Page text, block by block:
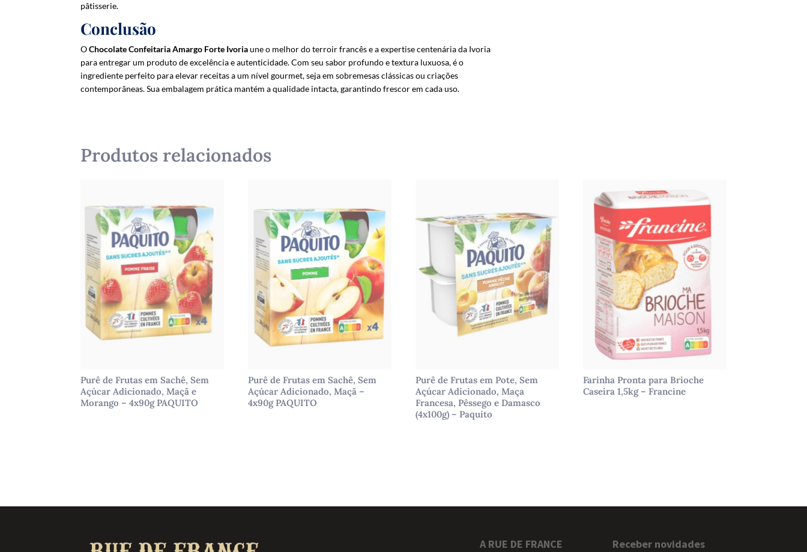
pâtisserie.
Conclusão
OChocolate Confeitaria Amargo Forte Ivoriaune o melhor do terroir francês e a expertise centenária da Ivoria
para entregar um produto de excelência e autenticidade. Com seu sabor profundo e textura luxuosa, é o
ingrediente perfeito para elevar receitas a um nível gourmet, seja em sobremesas clássicas ou criações
contemporâneas. Sua embalagem prática mantém a qualidade intacta, garantindo frescor em cada uso.
Produtos relacionados
Purê de Frutas em Sachê, Sem
Açúcar Adicionado, Maçã e
Morango – 4x90g PAQUITO
Purê de Frutas em Sachê, Sem
Açúcar Adicionado, Maçã –
4x90g PAQUITO
Purê de Frutas em Pote, Sem
Açúcar Adicionado, Maça
Francesa, Pêssego e Damasco
(4x100g) – Paquito
Farinha Pronta para Brioche
Caseira 1,5kg – Francine
A RUE DE FRANCE Receber novidades